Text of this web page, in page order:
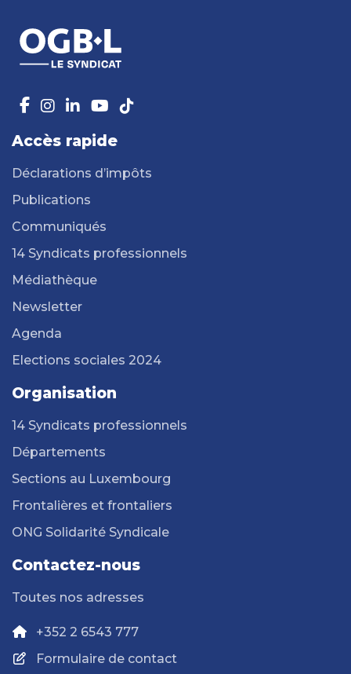
Accès rapide
Déclarations d’impôts
Publications
Communiqués
14 Syndicats professionnels
Médiathèque
Newsletter
Agenda
Elections sociales 2024
Organisation
14 Syndicats professionnels
Départements
Sections au Luxembourg
Frontalières et frontaliers
ONG Solidarité Syndicale
Contactez-nous
Toutes nos adresses
+352 2 6543 777
Formulaire de contact